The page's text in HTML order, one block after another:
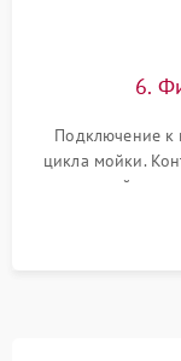
6.
Подключение к
цикла мойки.
до нужной
штатного